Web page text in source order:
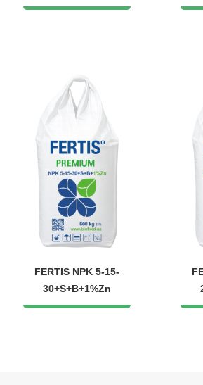
FERTIS NPK 5-15-
30+S+B+1%Zn